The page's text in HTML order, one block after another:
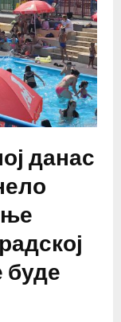
данас
буде